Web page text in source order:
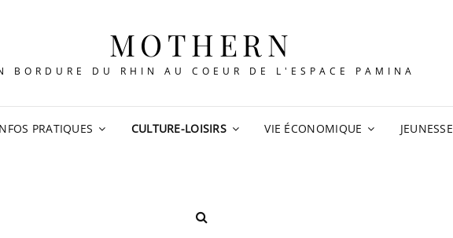
MOTHERN
BORDURE DU RHIN AU COEUR DE L'ESPACE PAMINA
PRATIQUES CULTURE-LOISIRS VIE ÉCONOMIQUE JEUNESSE
SEARCH